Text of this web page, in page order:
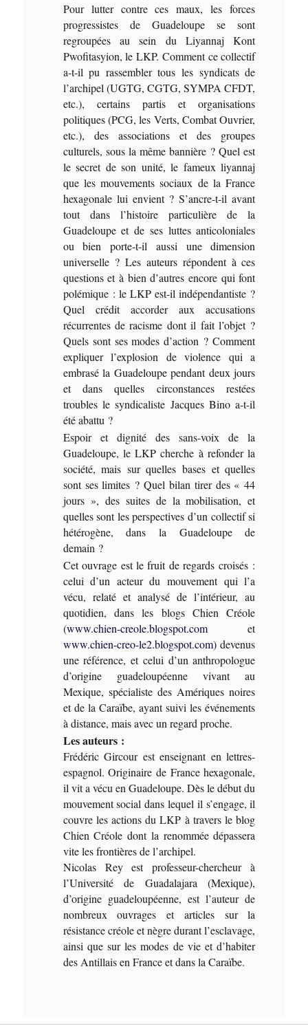
Pour lutter contre ces maux, les forces
progressistes de Guadeloupe se sont
regroupées au sein du Liyannaj Kont
Pwofitasyion, le LKP. Comment ce collectif
a-t-il pu rassembler tous les syndicats de
l’archipel (UGTG, CGTG, SYMPA CFDT,
etc.), certains partis et organisations
politiques (PCG, les Verts, Combat Ouvrier,
etc.), des associations et des groupes
culturels, sous la même bannière ? Quel est
le secret de son unité, le fameux liyannaj
que les mouvements sociaux de la France
hexagonale lui envient ? S’ancre-t-il avant
tout dans l’histoire particulière de la
Guadeloupe et de ses luttes anticoloniales
ou bien porte-t-il aussi une dimension
universelle ? Les auteurs répondent à ces
questions et à bien d’autres encore qui font
polémique : le LKP est-il indépendantiste ?
Quel crédit accorder aux accusations
récurrentes de racisme dont il fait l’objet ?
Quels sont ses modes d’action ? Comment
expliquer l’explosion de violence qui a
embrasé la Guadeloupe pendant deux jours
et dans quelles circonstances restées
troubles le syndicaliste Jacques Bino a-t-il
été abattu ?
Espoir et dignité des sans-voix de la
Guadeloupe, le LKP cherche à refonder la
société, mais sur quelles bases et quelles
sont ses limites ? Quel bilan tirer des « 44
jours », des suites de la mobilisation, et
quelles sont les perspectives d’un collectif si
hétérogène, dans la Guadeloupe de
demain ?
Cet ouvrage est le fruit de regards croisés :
celui d’un acteur du mouvement qui l’a
vécu, relaté et analysé de l’intérieur, au
quotidien, dans les blogs Chien Créole
(www.chien-creole.blogspot.comet
www.chien-creo-le2.blogspot.com) devenus
une référence, et celui d’un anthropologue
d’origine guadeloupéenne vivant au
Mexique, spécialiste des Amériques noires
et de la Caraïbe, ayant suivi les événements
à distance, mais avec un regard proche.
Les auteurs :
Frédéric Gircour est enseignant en lettres-
espagnol. Originaire de France hexagonale,
il vit a vécu en Guadeloupe. Dès le début du
mouvement social dans lequel il s’engage, il
couvre les actions du LKP à travers le blog
Chien Créole dont la renommée dépassera
vite les frontières de l’archipel.
Nicolas Rey est professeur-chercheur à
l’Université de Guadalajara (Mexique),
d’origine guadeloupéenne, est l’auteur de
nombreux ouvrages et articles sur la
résistance créole et nègre durant l’esclavage,
ainsi que sur les modes de vie et d’habiter
des Antillais en France et dans la Caraïbe.